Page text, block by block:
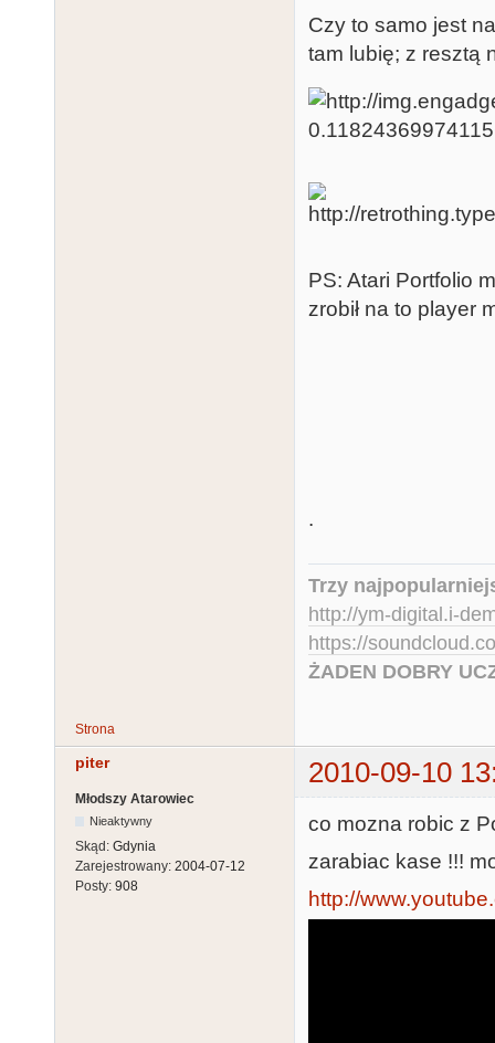
Czy to samo jest
tam lubię; z resztą
PS: Atari Portfolio
zrobił na to player
.
Trzy
http://ym-digital.i-
https://
ŻADEN DOBRY
Strona
piter 2010-09-10
Młodszy Atarowiec
Nieaktywny
Skąd: Gdynia
Zarejestrowany: 2004-07-12
Posty: 908
co mozna robic z
zarabiac kase !!!
http://